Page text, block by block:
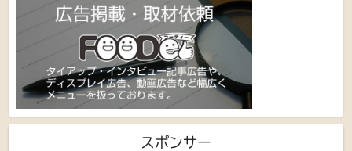
スポンサー